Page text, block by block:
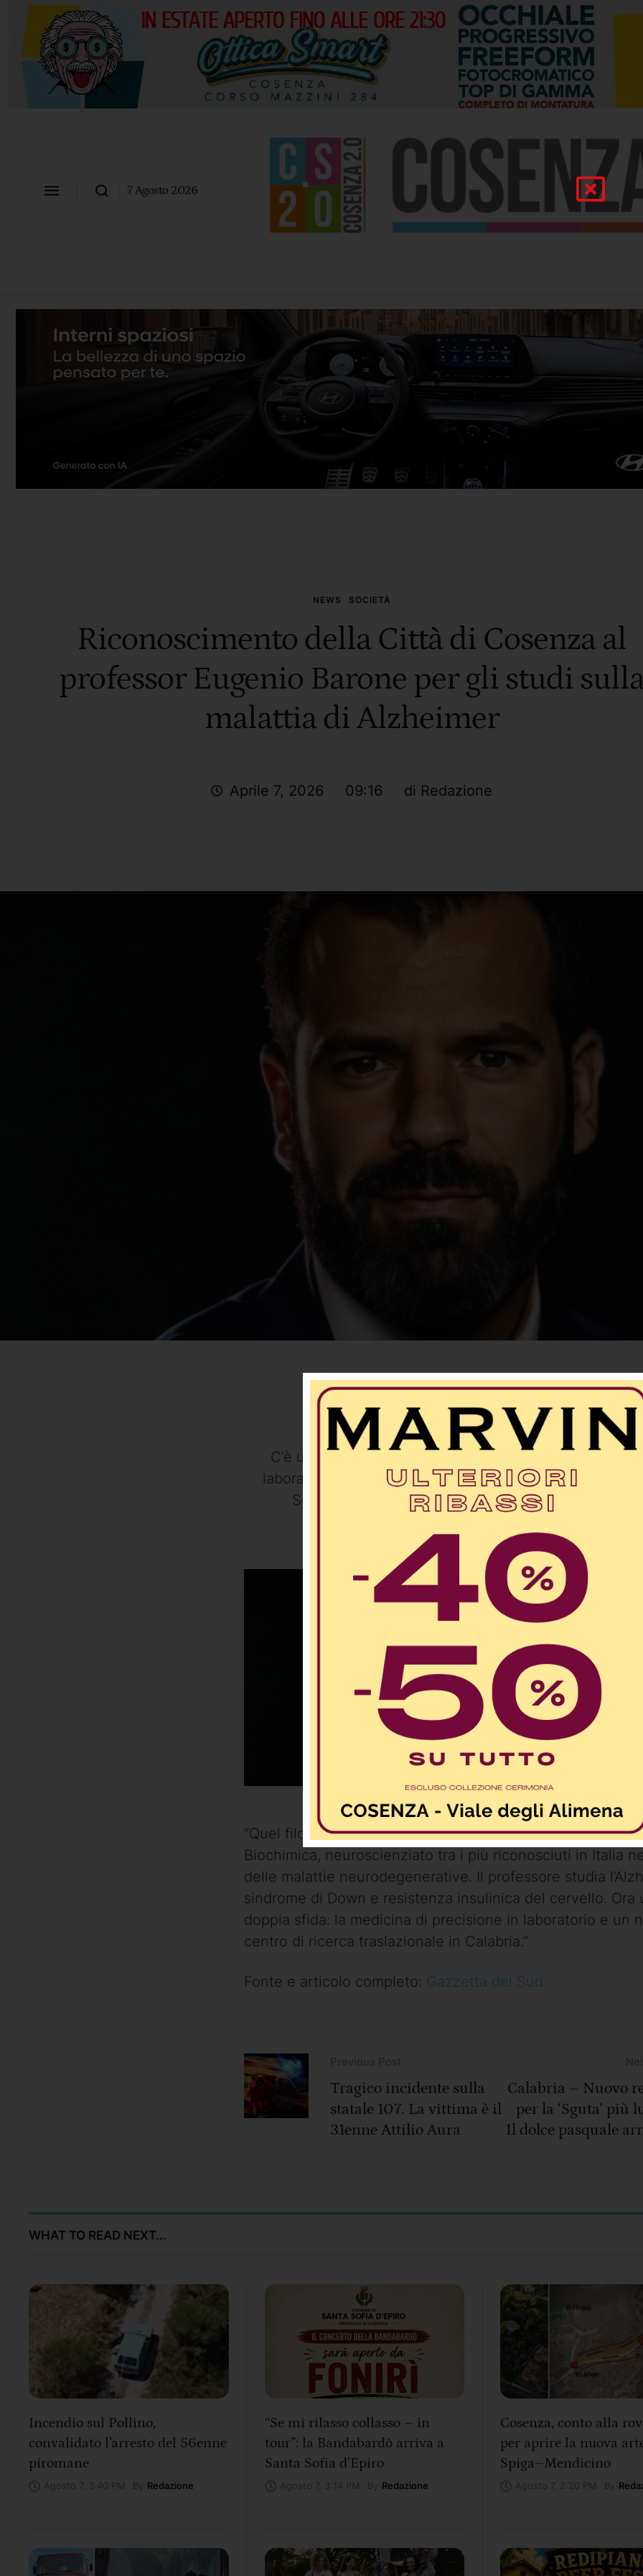
7 Agosto 2026
NEWS SOCIETÀ
Riconoscimento della Città di Cosenza al
professor Eugenio Barone per gli studi
malattia di Alzheimer
Aprile 7, 2026 09:16 di Redazione
C’è un filo sottile che unisce le strade di Paola, in
laboratori dell’Università del Kentucky negli USA, alle
Scuola Politecnica di Losanna in Svizzera, e ai
“Quel filo si chiama Eugenio Barone: 44 anni, Professore
Biochimica, neuroscienziato tra i più riconosciuti in Italia
delle malattie neurodegenerative. Il professore studia
sindrome di Down e resistenza insulinica del cervello. Ora
doppia sfida: la medicina di precisione in laboratorio e un
centro di ricerca traslazionale in Calabria.”
Fonte e articolo completo: Gazzetta del Sud
Tragico incidente sulla
statale 107. La vittima è il
31enne Attilio Aura
Calabria – Nuovo
per la ‘Sguta’ più
Il dolce pasquale
WHAT TO READ NEXT...
Incendio sul Pollino,
convalidato l’arresto del 56enne
piromane
Redazione
“Se mi rilasso collasso – in
tour”: la Bandabardò arriva a
Santa Sofia d’Epiro
Redazione
Cosenza, conto alla
per aprire la nuova
Spiga–Mendicino